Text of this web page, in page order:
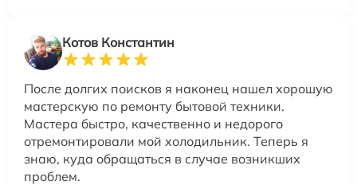
Котов Константин
После долгих поисков я наконец нашел хорошую
мастерскую по ремонту бытовой техники.
Мастера быстро, качественно и недорого
отремонтировали мой холодильник. Теперь я
знаю, куда обращаться в случае возникших
проблем.